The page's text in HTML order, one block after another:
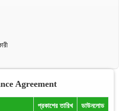
Agreement
প্রকাশের তারিখ ডাউনলোড